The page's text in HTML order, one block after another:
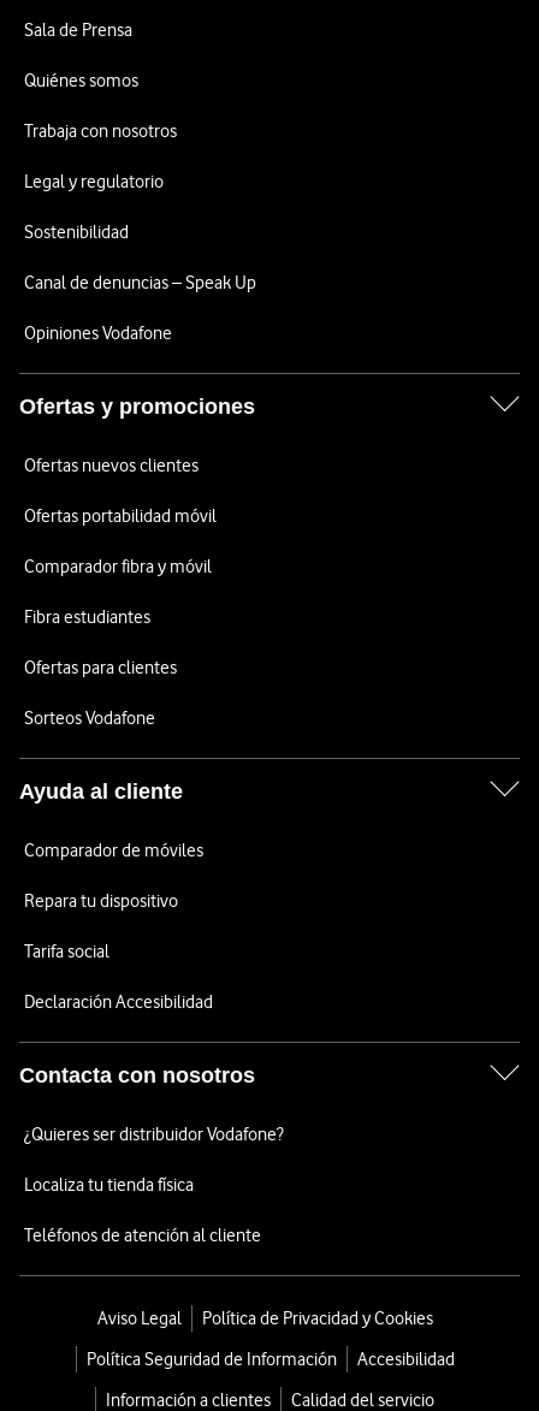
Sala de Prensa
Quiénes somos
Trabaja con nosotros
Legal y regulatorio
Sostenibilidad
Canal de denuncias – Speak Up
Opiniones Vodafone
Ofertas y promociones
Ofertas nuevos clientes
Ofertas portabilidad móvil
Comparador fibra y móvil
Fibra estudiantes
Ofertas para clientes
Sorteos Vodafone
Ayuda al cliente
Comparador de móviles
Repara tu dispositivo
Tarifa social
Declaración Accesibilidad
Contacta con nosotros
¿Quieres ser distribuidor Vodafone?
Localiza tu tienda física
Teléfonos de atención al cliente
Aviso Legal
Política de Privacidad y Cookies
Política Seguridad de Información
Accesibilidad
Información a clientes
Calidad del servicio